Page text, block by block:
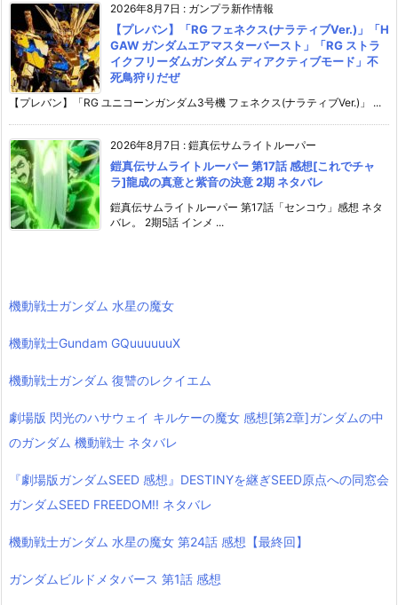
2026年8月7日 : ガンプラ新作情報
【プレバン】「RG フェネクス(ナラティブVer.)」「H
GAW ガンダムエアマスターバースト」「RG ストラ
イクフリーダムガンダム ディアクティブモード」不
死鳥狩りだぜ
【プレバン】「RG ユニコーンガンダム3号機 フェネクス(ナラティブVer.)」 ...
2026年8月7日 : 鎧真伝サムライトルーパー
鎧真伝サムライトルーパー 第17話 感想[これでチャ
ラ]龍成の真意と紫音の決意 2期 ネタバレ
鎧真伝サムライトルーパー 第17話「センコウ」感想 ネタ
バレ。 2期5話 インメ ...
機動戦士ガンダム 水星の魔女
機動戦士Gundam GQuuuuuuX
機動戦士ガンダム 復讐のレクイエム
劇場版 閃光のハサウェイ キルケーの魔女 感想[第2章]ガンダムの中
のガンダム 機動戦士 ネタバレ
『劇場版ガンダムSEED 感想』DESTINYを継ぎSEED原点への同窓会
ガンダムSEED FREEDOM!! ネタバレ
機動戦士ガンダム 水星の魔女 第24話 感想【最終回】
ガンダムビルドメタバース 第1話 感想